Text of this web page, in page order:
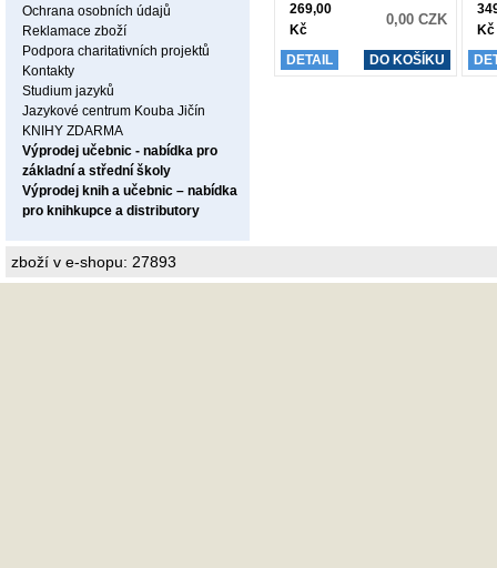
Ochrana osobních údajů
Reklamace zboží
Podpora charitativních projektů
Kontakty
Studium jazyků
Jazykové centrum Kouba Jičín
KNIHY ZDARMA
Výprodej učebnic - nabídka pro
základní a střední školy
Výprodej knih a učebnic – nabídka
pro knihkupce a distributory
269,00
Kč
0,00 CZK
DETAIL DO KOŠÍKU
Kč
zboží v e-shopu: 27893